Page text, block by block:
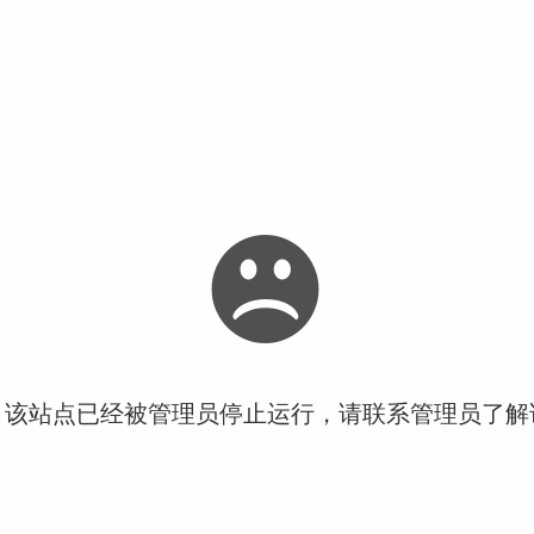
站点已经被管理员停止运行，请联系管理员了